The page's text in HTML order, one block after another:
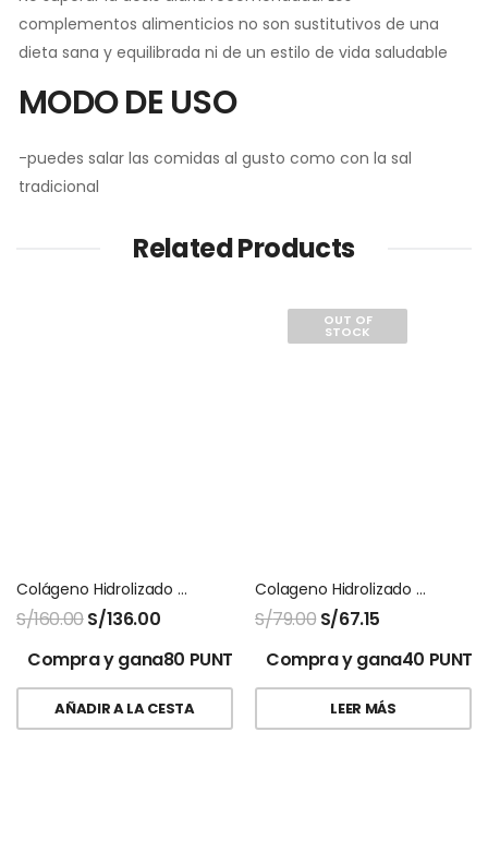
complementos alimenticios no son sustitutivos de una
dieta sana y equilibrada ni de un estilo de vida saludable
MODO DE USO
-puedes salar las comidas al gusto como con la sal
tradicional
Related Products
Colágeno Hidrolizado Naara
S/160.00S/136.00
Compra y gana80 PUNTOS!
AÑADIR A LA CESTA
OUT OF
STOCK
Colageno Hidrolizado Biocolagen Gold Montana
S/79.00 S/67.15
Compra y gana40
LEER MÁS